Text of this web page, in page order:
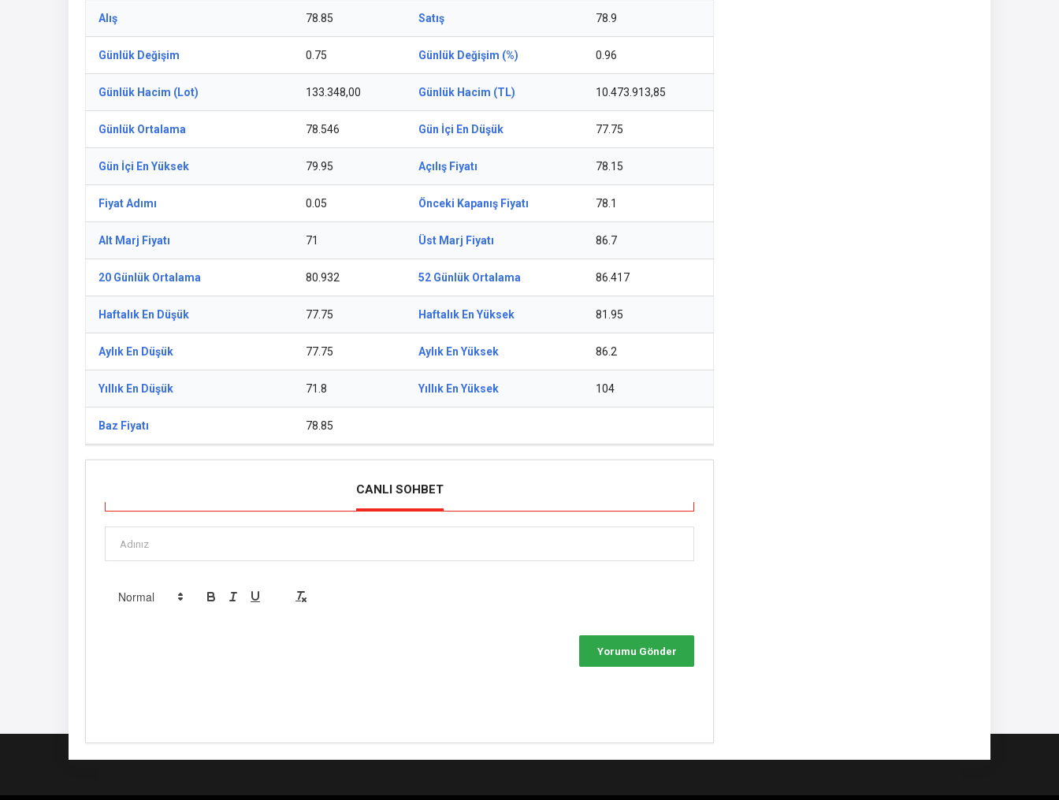
Alış 78.85 Satış 78.9
Günlük Değişim 0.75 Günlük Değişim (%) 0.96
Günlük Hacim (Lot) 133.348,00 Günlük Hacim (TL) 10.473.913,85
Günlük Ortalama 78.546 Gün İçi En Düşük 77.75
Gün İçi En Yüksek 79.95 Açılış Fiyatı 78.15
Fiyat Adımı 0.05 Önceki Kapanış Fiyatı 78.1
Alt Marj Fiyatı 71 Üst Marj Fiyatı 86.7
20 Günlük Ortalama 80.932 52 Günlük Ortalama 86.417
Haftalık En Düşük 77.75 Haftalık En Yüksek 81.95
Aylık En Düşük 77.75 Aylık En Yüksek 86.2
Yıllık En Düşük 71.8 Yıllık En Yüksek 104
Baz Fiyatı 78.85
CANLI SOHBET